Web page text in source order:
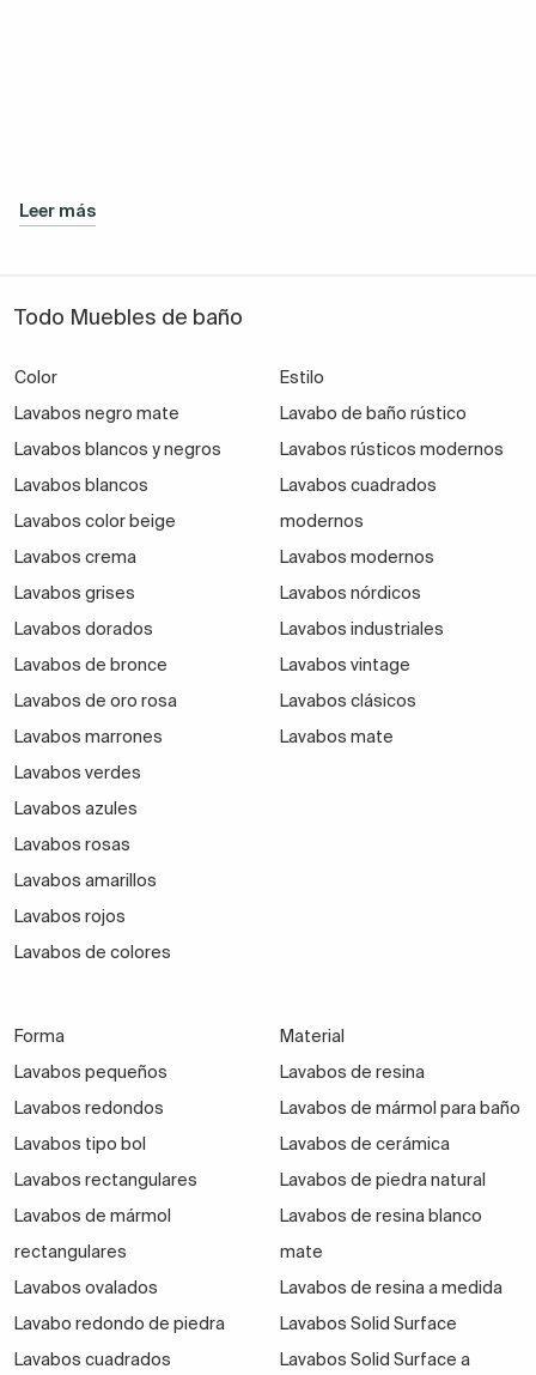
Leer más
Todo Muebles de baño
Color
Lavabos negro mate
Lavabos blancos y negros
Lavabos blancos
Lavabos color beige
Lavabos crema
Lavabos grises
Lavabos dorados
Lavabos de bronce
Lavabos de oro rosa
Lavabos marrones
Lavabos verdes
Lavabos azules
Lavabos rosas
Lavabos amarillos
Lavabos rojos
Lavabos de colores
Estilo
Lavabo de baño rústico
Lavabos rústicos modernos
Lavabos cuadrados
modernos
Lavabos modernos
Lavabos nórdicos
Lavabos industriales
Lavabos vintage
Lavabos clásicos
Lavabos mate
Forma
Lavabos pequeños
Lavabos redondos
Lavabos tipo bol
Lavabos rectangulares
Lavabos de mármol
rectangulares
Lavabos ovalados
Lavabo redondo de piedra
Lavabos cuadrados
Material
Lavabos de resina
Lavabos de mármol para baño
Lavabos de cerámica
Lavabos de piedra natural
Lavabos de resina blanco
mate
Lavabos de resina a medida
Lavabos Solid Surface
Lavabos Solid Surface a